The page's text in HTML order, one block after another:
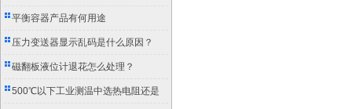
别？
平衡容器产品有何用途
压力变送器显示乱码是什么原因？
磁翻板液位计退花怎么处理？
500℃以下工业测温中选热电阻还是